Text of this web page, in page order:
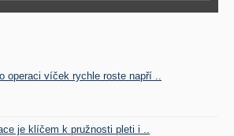
operaci víček rychle roste napří ..
je klíčem k pružnosti pleti i ..